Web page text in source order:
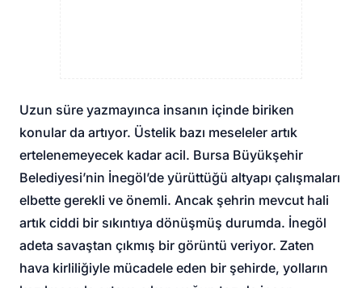
Uzun süre yazmayınca insanın içinde biriken
konular da artıyor. Üstelik bazı meseleler artık
ertelenemeyecek kadar acil. Bursa Büyükşehir
Belediyesi’nin İnegöl’de yürüttüğü altyapı çalışmaları
elbette gerekli ve önemli. Ancak şehrin mevcut hali
artık ciddi bir sıkıntıya dönüşmüş durumda. İnegöl
adeta savaştan çıkmış bir görüntü veriyor. Zaten
hava kirliliğiyle mücadele eden bir şehirde, yolların